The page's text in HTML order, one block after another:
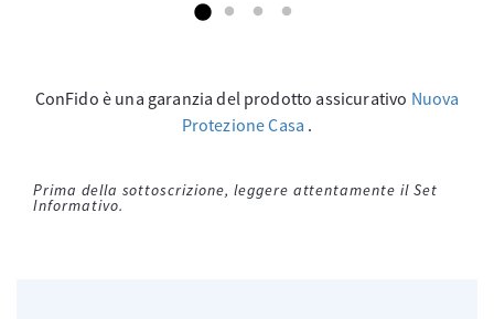
ConFido è una garanzia del prodotto assicurativo Nuova
Protezione Casa .
Prima della sottoscrizione, leggere attentamente il Set
Informativo.